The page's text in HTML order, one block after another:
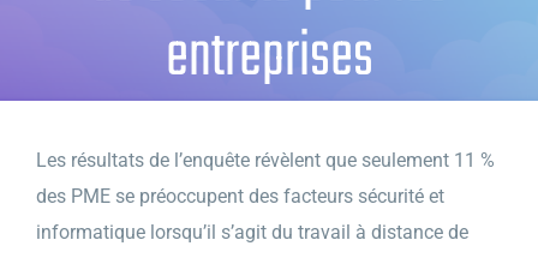
entreprises
Les résultats de l’enquête révèlent que seulement 11 %
des PME se préoccupent des facteurs sécurité et
informatique lorsqu’il s’agit du travail à distance de